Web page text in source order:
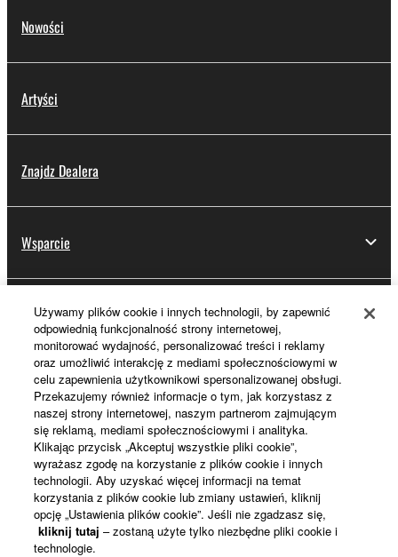
Nowości
Artyści
Znajdz Dealera
Wsparcie
Rejestracja Yamaha Music ID
Informacje o Yamaha
Polska - Polish
Biznes
Używamy plików cookie i innych technologii, by zapewnić
odpowiednią funkcjonalność strony internetowej,
monitorować wydajność, personalizować treści i reklamy
oraz umożliwić interakcję z mediami społecznościowymi w
celu zapewnienia użytkownikowi spersonalizowanej obsługi.
Przekazujemy również informacje o tym, jak korzystasz z
naszej strony internetowej, naszym partnerom zajmującym
się reklamą, mediami społecznościowymi i analityka.
Klikając przycisk „Akceptuj wszystkie pliki cookie”,
wyrażasz zgodę na korzystanie z plików cookie i innych
technologii. Aby uzyskać więcej informacji na temat
korzystania z plików cookie lub zmiany ustawień, kliknij
opcję „Ustawienia plików cookie”. Jeśli nie zgadzasz się,
kliknij tutaj – zostaną użyte tylko niezbędne pliki cookie i
technologie.